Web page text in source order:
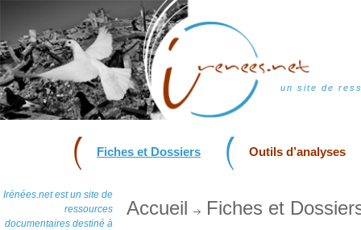
un site de
Fiches et Dossiers Outils d’analyses
Irénées.net est un site de
ressources
documentaires destiné à
Accueil Fiches et